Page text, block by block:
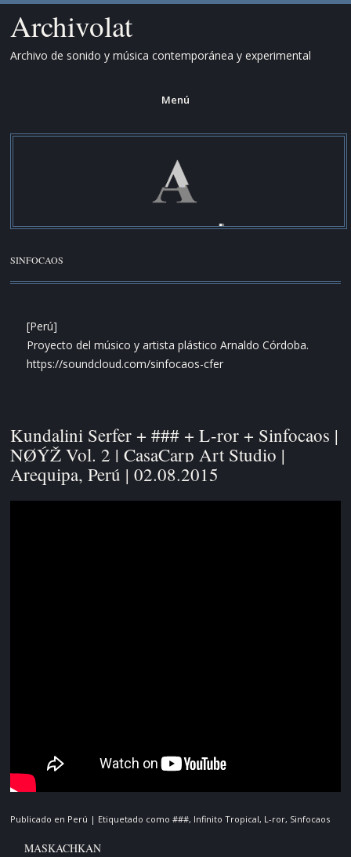
Archivolat
Archivo de sonido y música contemporánea y experimental
Menú
Saltar
SINFOCAOS
[Perú]
Proyecto del músico y artista plástico Arnaldo Córdoba.
https://soundcloud.com/sinfocaos-cfer
Kundalini Serfer + ### + L-ror + Sinfocaos |
NØÝŽ Vol. 2 | CasaCarp Art Studio |
Arequipa, Perú | 02.08.2015
Publicado en Perú | Etiquetado como ###, Infinito Tropical, L-ror, Sinfocaos
MASKACHKAN